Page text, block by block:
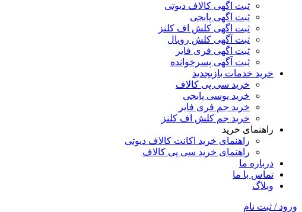
ثبت اگهی کالاف دیوتی
ثبت اگهی پابجی
ثبت اگهی کلش اف کلنز
ثبت آگهی کلش رویال
ثبت اگهی فری فایر
ثبت آگهی پسرخوانده
خرید خدمات بازیجدید
خرید سی پی کالاف
خرید یوسی پابجی
خرید جم فری فایر
خرید جم کلش اف کلنز
راهنمای خرید
راهنمای خرید اکانت کالاف دیوتی
راهنمای خرید سی پی کالاف
درباره ما
تماس با ما
وبلاگ
ورود / ثبت نام